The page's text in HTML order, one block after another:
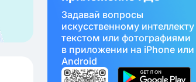
Задавай вопросы
искуcственному интеллекту
текстом или фотографиями
в приложении на iPhone или
Android